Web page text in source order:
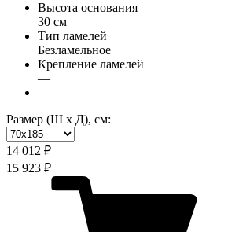
Высота основания
30 см
Тип ламелей
Безламельное
Крепление ламелей
—
Размер (Ш х Д), см:
14 012 ₽
15 923 ₽